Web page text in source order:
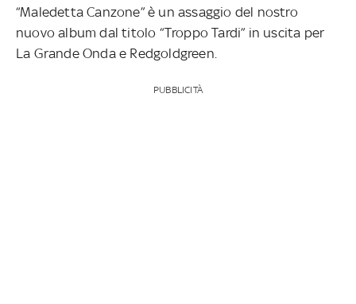
“Maledetta Canzone” è un assaggio del nostro
nuovo album dal titolo “Troppo Tardi” in uscita per
La Grande Onda e Redgoldgreen.
PUBBLICITÀ